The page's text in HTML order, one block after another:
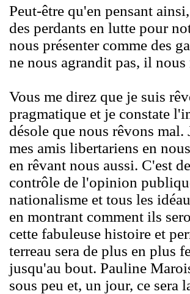
Peut-être qu'en pensant
des perdants en lutte pour
nous présenter comme des
ne nous agrandit pas, il nous
Vous me direz que je suis
pragmatique et je constate
désole que nous rêvons
mes amis libertariens en
en rêvant nous aussi. C'est
contrôle de l'opinion
nationalisme et tous les
en montrant comment ils
cette fabuleuse histoire et
terreau sera de plus en plus
jusqu'au bout. Pauline
sous peu et, un jour, ce